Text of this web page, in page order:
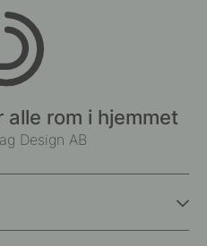
rom i hjemmet
Design AB